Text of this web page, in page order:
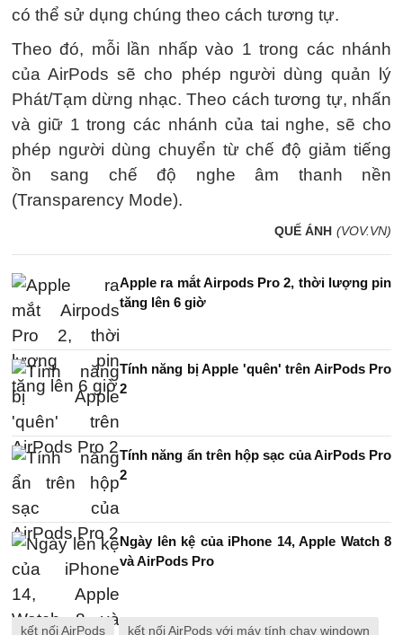
có thể sử dụng chúng theo cách tương tự.
Theo đó, mỗi lần nhấp vào 1 trong các nhánh
của AirPods sẽ cho phép người dùng quản lý
Phát/Tạm dừng nhạc. Theo cách tương tự, nhấn
và giữ 1 trong các nhánh của tai nghe, sẽ cho
phép người dùng chuyển từ chế độ giảm tiếng
ồn sang chế độ nghe âm thanh nền
(Transparency Mode).
QUẾ ÁNH (VOV.VN)
Apple ra mắt Airpods Pro 2, thời lượng pin
tăng lên 6 giờ
Tính năng bị Apple 'quên' trên AirPods Pro
2
Tính năng ẩn trên hộp sạc của AirPods Pro
2
Ngày lên kệ của iPhone 14, Apple Watch 8
và AirPods Pro
kết nối AirPods kết nối AirPods với máy tính chạy windown